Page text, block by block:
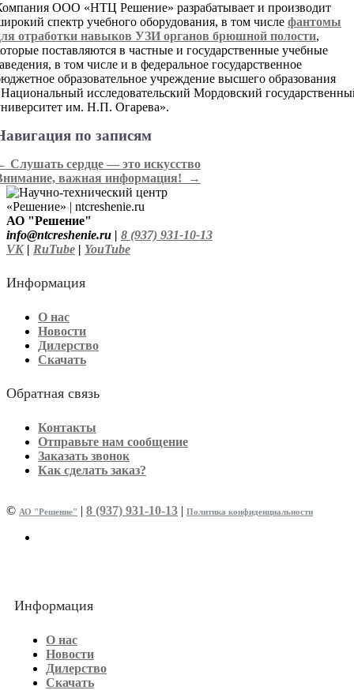
ООО «НТЦ Решение» разрабатывает и производит
спектр учебного оборудования, в том числе фантомы
отработки навыков УЗИ органов брюшной полости,
поставляются в частные и государственные учебные
в том числе и в федеральное государственное
образовательное учреждение высшего образования
исследовательский Мордовский
им. Н.П. Огарева».
по записям
Слушать сердце — это искусство
важная информация!
→
АО "Решение"
info@ntcreshenie.ru | 8 (937) 931-10-13
VK| RuTube | YouTube
Информация
О нас
Новости
Дилерство
Скачать
Обратная связь
Контакты
Отправьте нам сообщение
Заказать звонок
Как сделать заказ?
© АО "Решение" | 8 (937) 931-10-13 | Политика конфиденциальности
Информация
О нас
Новости
Дилерство
Скачать